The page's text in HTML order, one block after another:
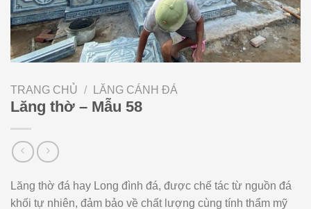
TRANG CHỦ / LĂNG CÁNH ĐÁ
Lăng thờ – Mẫu 58
Lăng thờ đá hay Long đình đá, được chế tác từ nguồn đá
khối tự nhiên, đảm bảo về chất lượng cùng tính thẩm mỹ